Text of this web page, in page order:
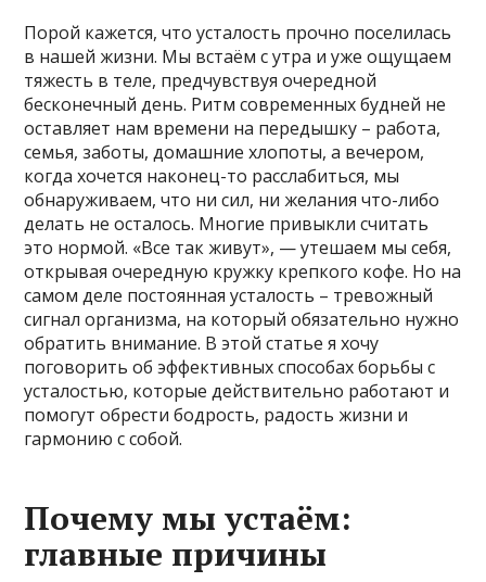
Порой кажется, что усталость прочно поселилась
в нашей жизни. Мы встаём с утра и уже ощущаем
тяжесть в теле, предчувствуя очередной
бесконечный день. Ритм современных будней не
оставляет нам времени на передышку – работа,
семья, заботы, домашние хлопоты, а вечером,
когда хочется наконец-то расслабиться, мы
обнаруживаем, что ни сил, ни желания что-либо
делать не осталось. Многие привыкли считать
это нормой. «Все так живут», — утешаем мы себя,
открывая очередную кружку крепкого кофе. Но на
самом деле постоянная усталость – тревожный
сигнал организма, на который обязательно нужно
обратить внимание. В этой статье я хочу
поговорить об эффективных способах борьбы с
усталостью, которые действительно работают и
помогут обрести бодрость, радость жизни и
гармонию с собой.
Почему мы устаём:
главные причины